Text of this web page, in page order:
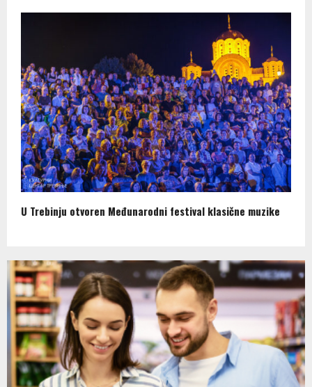
U Trebinju otvoren Međunarodni festival klasične muzike